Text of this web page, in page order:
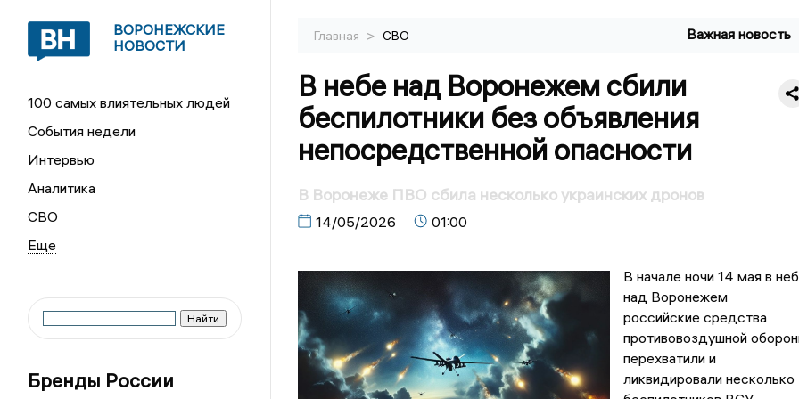
ВОРОНЕЖСКИЕ
НОВОСТИ
100 самых влиятельных людей
События недели
Интервью
Аналитика
СВО
Бренды России
Главная > СВО Важная новость
В небе над Воронежем сбили
беспилотники без объявления
непосредственной опасности
В Воронеже ПВО сбила несколько украинских дронов
14/05/2026 01:00
В начале ночи 14 мая в
над Воронежем
российские средства
противовоздушной
перехватили и
ликвидировали несколько